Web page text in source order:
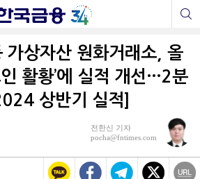
가상자산 원화거래소, 올
활황’에 실적 개선…2분
상반기 실적]
전한신 기자
pocha@fntimes.com